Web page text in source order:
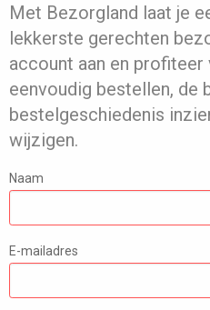
Met Bezorgland laat je
lekkerste gerechten
account aan en
eenvoudig bestellen, de
bestelgeschiedenis
wijzigen.
Naam
E-mailadres